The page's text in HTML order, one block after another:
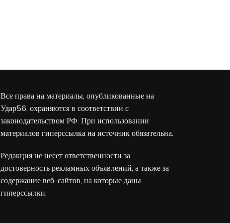
Все права на материалы, опубликованные на
Удар56, охраняются в соответствии с
законодательством РФ. При использовании
материалов гиперссылка на источник обязательна.
Редакция не несет ответственности за
достоверность рекламных объявлений, а также за
содержание веб-сайтов, на которые даны
гиперссылки.